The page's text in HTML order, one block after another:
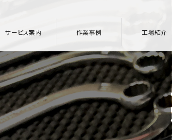
サービス案内 作業事例 工場紹介